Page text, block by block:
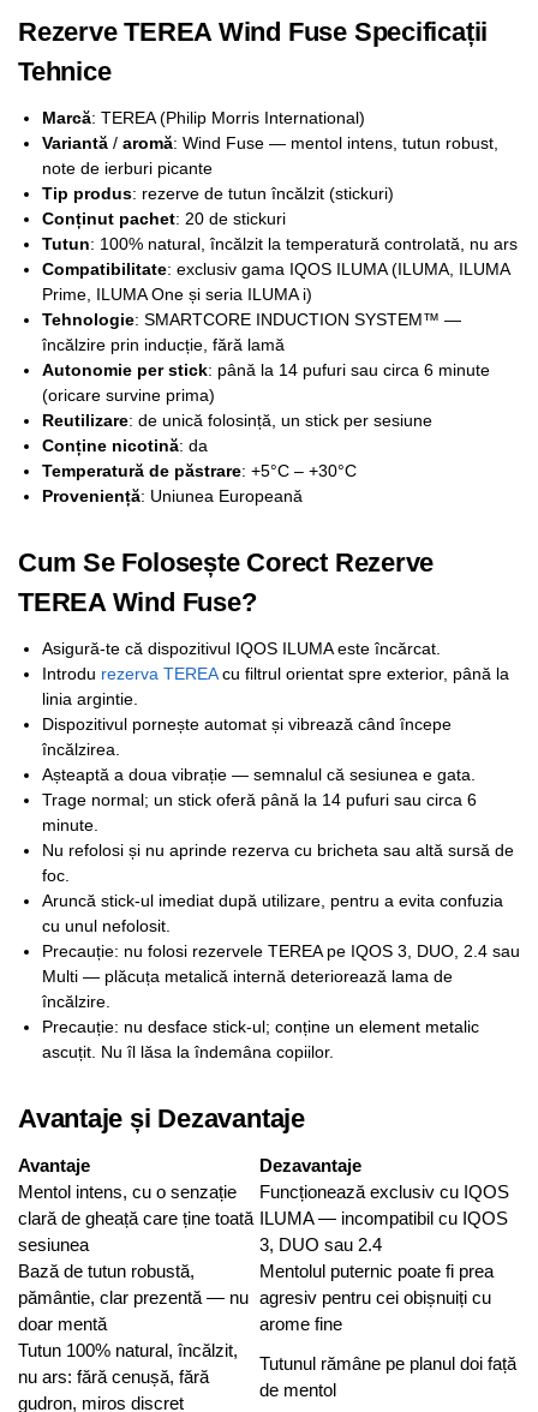
Rezerve TEREA Wind Fuse Specificații
Tehnice
Marcă: TEREA (Philip Morris International)
Variantă / aromă: Wind Fuse — mentol intens, tutun robust,
note de ierburi picante
Tip produs: rezerve de tutun încălzit (stickuri)
Conținut pachet: 20 de stickuri
Tutun: 100% natural, încălzit la temperatură controlată, nu ars
Compatibilitate: exclusiv gama IQOS ILUMA (ILUMA, ILUMA
Prime, ILUMA One și seria ILUMA i)
Tehnologie: SMARTCORE INDUCTION SYSTEM™ —
încălzire prin inducție, fără lamă
Autonomie per stick: până la 14 pufuri sau circa 6 minute
(oricare survine prima)
Reutilizare: de unică folosință, un stick per sesiune
Conține nicotină: da
Temperatură de păstrare: +5°C – +30°C
Proveniență: Uniunea Europeană
Cum Se Folosește Corect Rezerve
TEREA Wind Fuse?
Asigură-te că dispozitivul IQOS ILUMA este încărcat.
Introdu rezerva TEREAcu filtrul orientat spre exterior, până la
linia argintie.
Dispozitivul pornește automat și vibrează când începe
încălzirea.
Așteaptă a doua vibrație — semnalul că sesiunea e gata.
Trage normal; un stick oferă până la 14 pufuri sau circa 6
minute.
Nu refolosi și nu aprinde rezerva cu bricheta sau altă sursă de
foc.
Aruncă stick-ul imediat după utilizare, pentru a evita confuzia
cu unul nefolosit.
Precauție: nu folosi rezervele TEREA pe IQOS 3, DUO, 2.4 sau
Multi — plăcuța metalică internă deteriorează lama de
încălzire.
Precauție: nu desface stick-ul; conține un element metalic
ascuțit. Nu îl lăsa la îndemâna copiilor.
Avantaje și Dezavantaje
Avantaje
Dezavantaje
Mentol intens, cu o senzație
clară de gheață care ține toată
sesiunea
Funcționează exclusiv cu IQOS
ILUMA — incompatibil cu IQOS
3, DUO sau 2.4
Bază de tutun robustă,
pământie, clar prezentă — nu
doar mentă
Mentolul puternic poate fi prea
agresiv pentru cei obișnuiți cu
arome fine
Tutun 100% natural, încălzit,
nu ars: fără cenușă, fără
gudron, miros discret
Tutunul rămâne pe planul doi față
de mentol